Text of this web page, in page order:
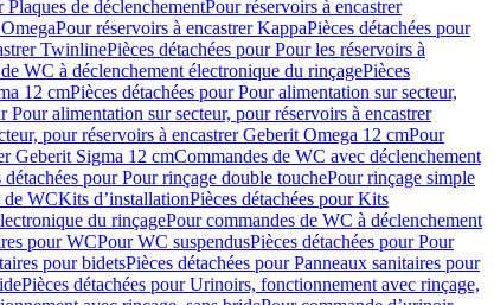
Plaques de déclenchementPour réservoirs à encastrer
Pour réservoirs à encastrer KappaPièces détachées pour
TwinlinePièces détachées pour Pour les réservoirs à
WC à déclenchement électronique du rinçagePièces
12 cmPièces détachées pour Pour alimentation sur secteur,
Pour alimentation sur secteur, pour réservoirs à encastrer
pour réservoirs à encastrer Geberit Omega 12 cmPour
Geberit Sigma 12 cmCommandes de WC avec déclenchement
détachées pour Pour rinçage double touchePour rinçage simple
de WCKits d’installationPièces détachées pour Kits
du rinçagePour commandes de WC à déclenchement
pour WCPour WC suspendusPièces détachées pour Pour
pour bidetsPièces détachées pour Panneaux sanitaires pour
Pièces détachées pour Urinoirs, fonctionnement avec rinçage,